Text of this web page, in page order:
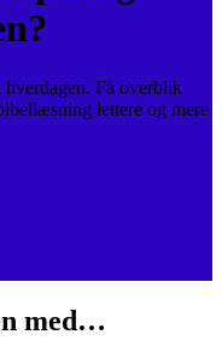
Få overblik
lettere og mere
med…